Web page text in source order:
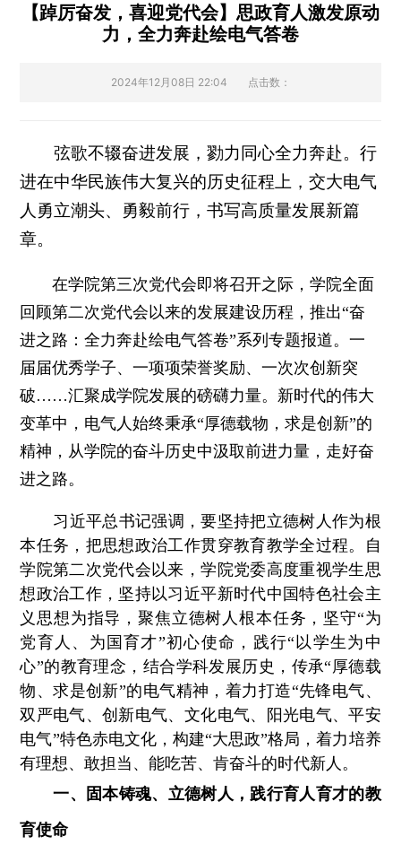
【踔厉奋发，喜迎党代会】思政育人激发原动
力，全力奔赴绘电气答卷
2024年12月08日 22:04 点击数：
弦歌不辍奋进发展，勠力同心全力奔赴。行
进在中华民族伟大复兴的历史征程上，交大电气
人勇立潮头、勇毅前行，书写高质量发展新篇
章。
在学院第三次党代会即将召开之际，学院全面
回顾第二次党代会以来的发展建设历程，推出“奋
进之路：全力奔赴绘电气答卷”系列专题报道。一
届届优秀学子、一项项荣誉奖励、一次次创新突
破……汇聚成学院发展的磅礴力量。新时代的伟大
变革中，电气人始终秉承“厚德载物，求是创新”的
精神，从学院的奋斗历史中汲取前进力量，走好奋
进之路。
习近平总书记强调，要坚持把立德树人作为根
本任务，把思想政治工作贯穿教育教学全过程。自
学院第二次党代会以来，学院党委高度重视学生思
想政治工作，坚持以习近平新时代中国特色社会主
义思想为指导，聚焦立德树人根本任务，坚守“为
党育人、为国育才”初心使命，践行“以学生为中
心”的教育理念，结合学科发展历史，传承“厚德载
物、求是创新”的电气精神，着力打造“先锋电气、
双严电气、创新电气、文化电气、阳光电气、平安
电气”特色赤电文化，构建“大思政”格局，着力培养
有理想、敢担当、能吃苦、肯奋斗的时代新人。
一、固本铸魂、立德树人，践行育人育才的教
育使命